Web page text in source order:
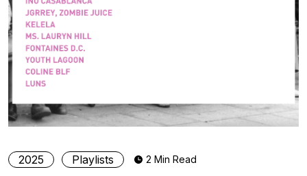
2025 Playlists 2 Min Read